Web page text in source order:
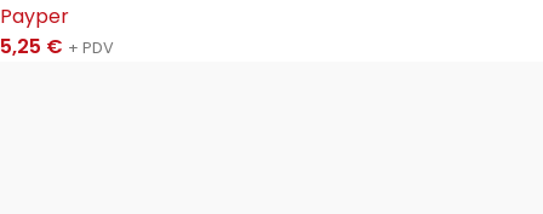
Payper
5,25 € + PDV